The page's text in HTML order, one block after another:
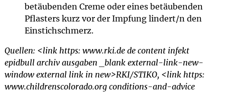
betäubenden Creme oder eines betäubenden
Pflasters kurz vor der Impfung lindert/n den
Einstichschmerz.
Quellen: <link https: www.rki.de de content infekt
epidbull archiv ausgaben _blank external-link-new-
window external link in new>RKI/STIKO, <link https:
www.childrenscolorado.org conditions-and-advice